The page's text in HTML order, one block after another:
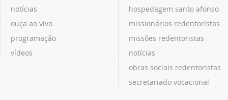
notícias
ouça ao vivo
programação
vídeos
hospedagem santo afonso
missionários redentoristas
missões redentoristas
notícias
obras sociais redentoristas
secretariado vocacional